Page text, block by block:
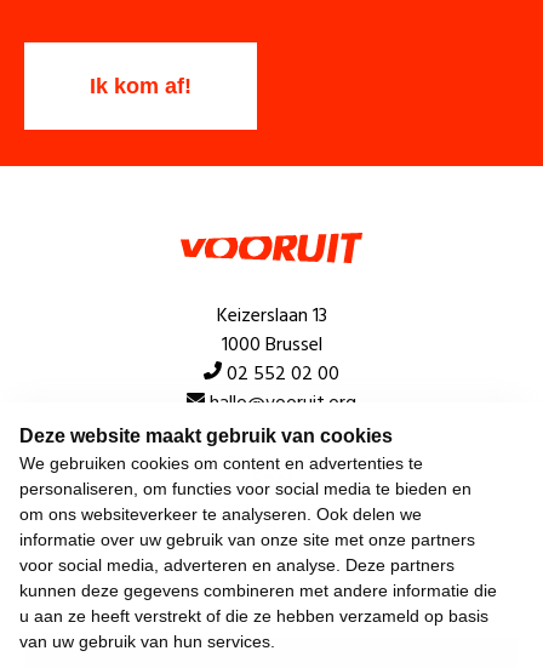
Deze website maakt gebruik van cookies
We gebruiken cookies om content en advertenties te
personaliseren, om functies voor social media te bieden en
om ons websiteverkeer te analyseren. Ook delen we
informatie over uw gebruik van onze site met onze partners
voor social media, adverteren en analyse. Deze partners
kunnen deze gegevens combineren met andere informatie die
u aan ze heeft verstrekt of die ze hebben verzameld op basis
van uw gebruik van hun services.
Keizerslaan 13
1000 Brussel
02 552 02 00
hallo@vooruit.org
Snel
Over de beweging
Algemeen